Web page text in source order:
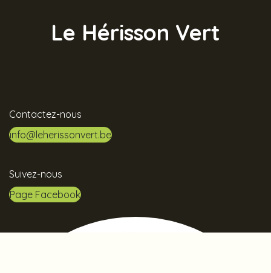
Le Hérisson Vert
Contactez-nous
info@leherissonvert.be
Suivez-nous
Page Facebook